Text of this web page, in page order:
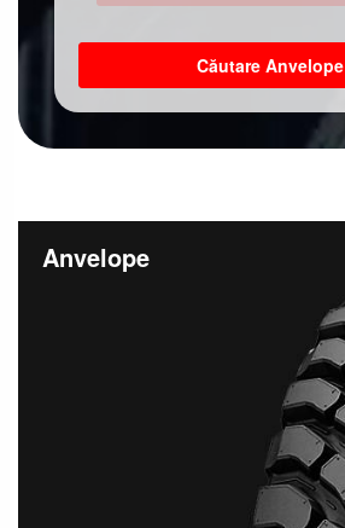
Căutare Anvelope
Anvelope